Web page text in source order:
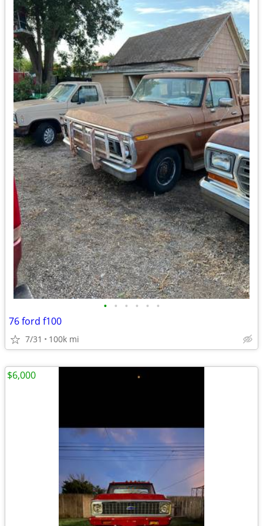
• • • • • •
76 ford f100
7/31 100k mi
$6,000